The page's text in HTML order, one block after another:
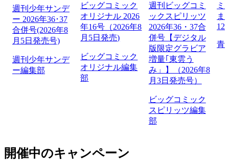
週刊少年サンデ
ー 2026年36･37
合併号(2026年8
月5日発売号)
週刊少年サンデ
ー編集部
ビッグコミック
オリジナル 2026
年16号（2026年8
月5日発売)
ビッグコミック
オリジナル編集
部
週刊ビッグコミ
ックスピリッツ
2026年36・37合
併号【デジタル
版限定グラビア
増量｢東雲う
み」】（2026年8
月3日発売号）
ビッグコミック
スピリッツ編集
部
ミ
ま
129
青
開催中のキャンペーン